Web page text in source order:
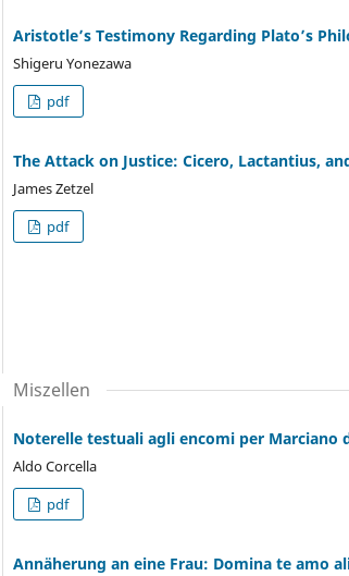
Aristotle’s Testimony Regarding Plato’s
Shigeru Yonezawa
pdf
The Attack on Justice: Cicero, Lactantius,
James Zetzel
pdf
Miszellen
Noterelle testuali agli encomi per Marciano
Aldo Corcella
pdf
Annäherung an eine Frau: Domina te amo